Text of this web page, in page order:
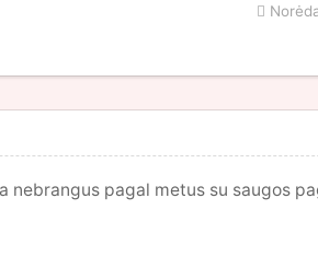
nebrangus pagal metus su saugos